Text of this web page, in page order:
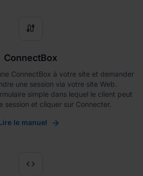
cable
ConnectBox
ConnectBox à votre site et demander
une session via votre site Web.
simple dans lequel le client peut
session et cliquer sur Connecter.
le manuel
code